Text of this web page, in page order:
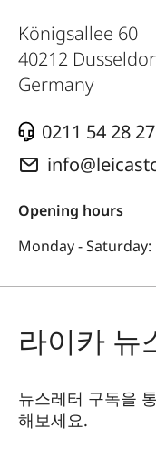
Königsallee 60
40212
Germany
0211 54 28
Opening hours
Monday - Saturday:
라이카 뉴
뉴스레터 구독을
해보세요.